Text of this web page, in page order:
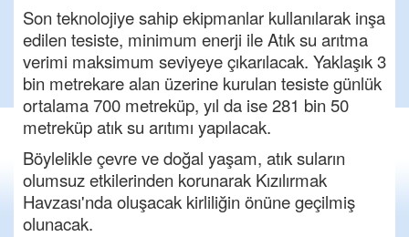
Son teknolojiye sahip ekipmanlar kullanılarak inşa
edilen tesiste, minimum enerji ile Atık su arıtma
verimi maksimum seviyeye çıkarılacak. Yaklaşık 3
bin metrekare alan üzerine kurulan tesiste günlük
ortalama 700 metreküp, yıl da ise 281 bin 50
metreküp atık su arıtımı yapılacak.
Böylelikle çevre ve doğal yaşam, atık suların
olumsuz etkilerinden korunarak Kızılırmak
Havzası'nda oluşacak kirliliğin önüne geçilmiş
olunacak.